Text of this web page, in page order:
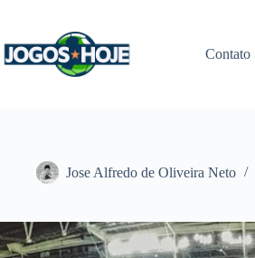
conteúdo
Contato
Jose Alfredo de Oliveira Neto